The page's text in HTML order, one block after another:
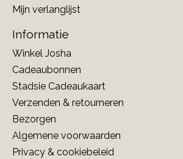
Mijn verlanglijst
Informatie
Winkel Josha
Cadeaubonnen
Stadsie Cadeaukaart
Verzenden & retourneren
Bezorgen
Algemene voorwaarden
Privacy & cookiebeleid